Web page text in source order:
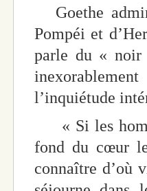
Goethe
Pompéi et
parle du « noir
l’inquiétude
« Si les
fond du cœur
connaître d’où